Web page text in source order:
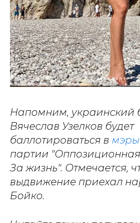
Напомним, украинский
Вячеслав Узелков будет
баллотироваться в
партии
За жизнь". Отмечается,
выдвижение приехал
Бойко.